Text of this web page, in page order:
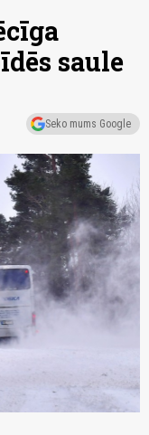
saule
Seko mums Google